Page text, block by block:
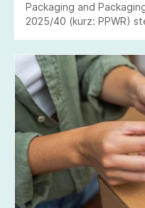
Packaging and
2025/40 (kurz: PPWR)